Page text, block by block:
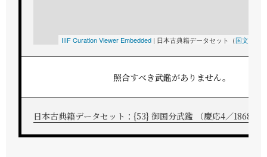
IIIF Curation Viewer Embedded | 日本古典籍データセット（国文研
照合すべき武鑑がありません。
日本古典籍データセット：{53} 御国分武鑑 （慶応4／1868）